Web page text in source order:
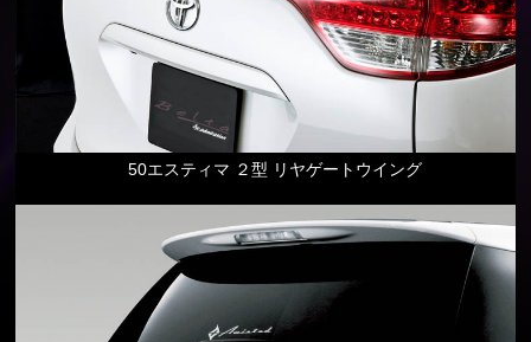
50エスティマ ２型 リヤゲートウイング